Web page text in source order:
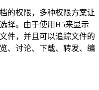
的权限，多种权限方案让
择。由于使用H5来显示
件，并且可以追踪文件的
、讨论、下载、转发、编